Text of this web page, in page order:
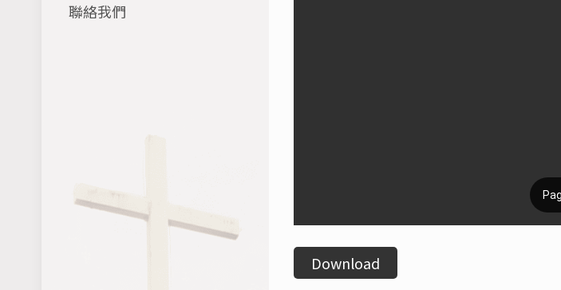
聯絡我們
Download